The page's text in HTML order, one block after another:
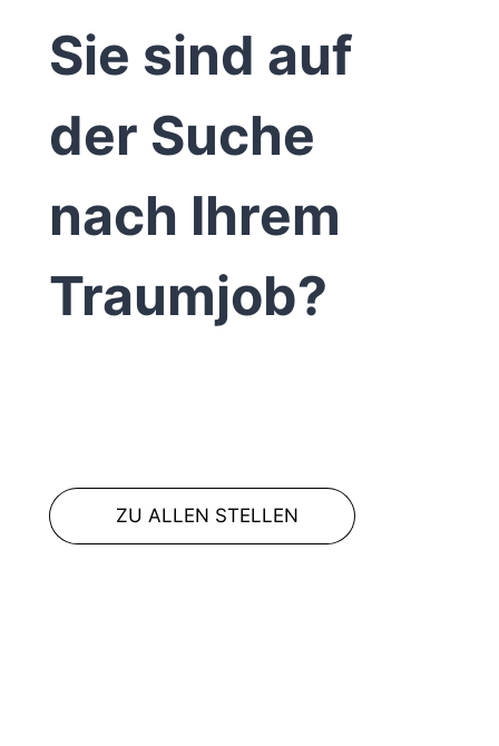
Sie sind auf
der Suche
nach Ihrem
Traumjob?
ZU ALLEN STELLEN